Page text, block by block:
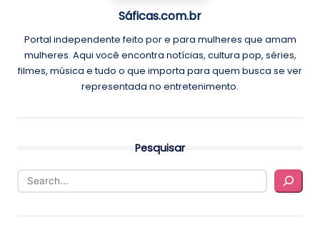
Sáficas.com.br
Portal independente feito por e para mulheres que amam
mulheres. Aqui você encontra notícias, cultura pop, séries,
filmes, música e tudo o que importa para quem busca se ver
representada no entretenimento.
Pesquisar